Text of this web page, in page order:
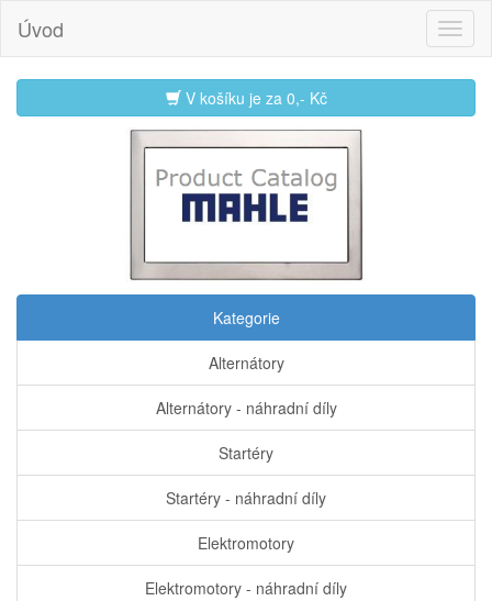
Úvod
V košíku je za 0,- Kč
Kategorie
Alternátory
Alternátory - náhradní díly
Startéry
Startéry - náhradní díly
Elektromotory
Elektromotory - náhradní díly